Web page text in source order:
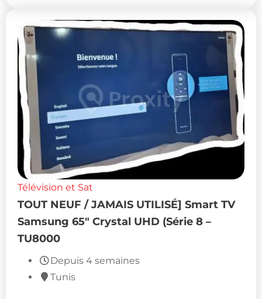
Télévision et Sat
TOUT NEUF / JAMAIS UTILISÉ] Smart TV
Samsung 65″ Crystal UHD (Série 8 –
TU8000
Depuis 4 semaines
Tunis